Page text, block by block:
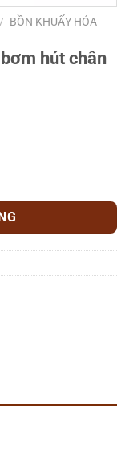
/ BỒN KHUẤY HÓA
hút chân
số lượng